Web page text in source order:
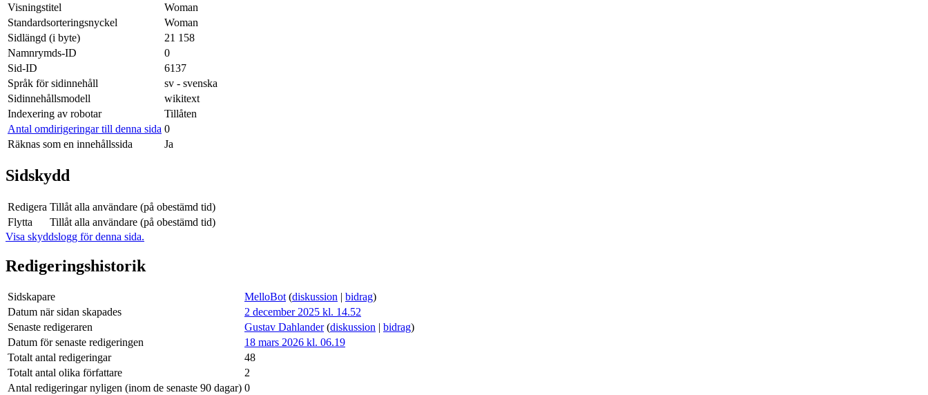
Visningstitel
Woman
Standardsorteringsnyckel
Woman
Sidlängd (i byte)
21 158
Namnrymds-ID
0
Sid-ID
6137
Språk för sidinnehåll
sv - svenska
Sidinnehållsmodell
wikitext
Indexering av robotar
Tillåten
Antal omdirigeringar till denna sida 0
Räknas som en innehållssida
Ja
Sidskydd
Redigera Tillåt alla användare (på obestämd tid)
Flytta
Tillåt alla användare (på obestämd tid)
Visa skyddslogg för denna sida.
Redigeringshistorik
Sidskapare MelloBot (diskussion | bidrag)
Datum när sidan skapades
2 december 2025 kl. 14.52
Senaste redigeraren
Gustav Dahlander (diskussion | bidrag)
Datum för senaste redigeringen
18 mars 2026 kl. 06.19
Totalt antal redigeringar
48
Totalt antal olika författare
2
Antal redigeringar nyligen (inom de senaste 90 dagar) 0